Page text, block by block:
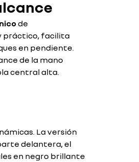
de
práctico, facilita
en pendiente.
de la mano
central alta.
La versión
delantera, el
en negro brillante